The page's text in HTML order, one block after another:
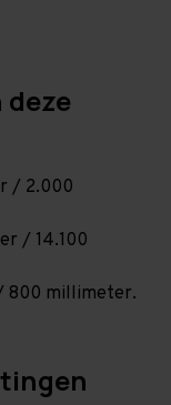
/ 2.000
/ 14.100
800 millimeter.